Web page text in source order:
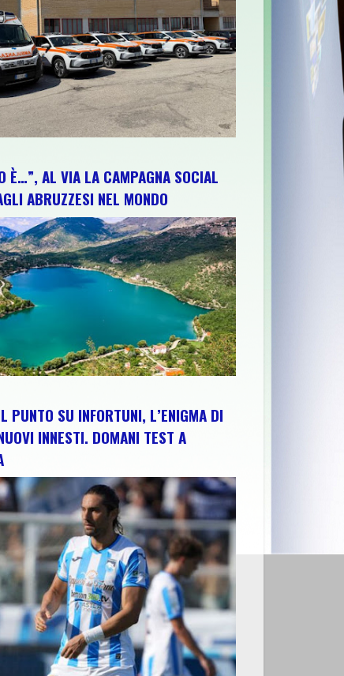
“L’ABRUZZO RENDE ETERNA LA GRATITUDINE AI SUOI
È…”, AL VIA LA CAMPAGNA SOCIAL
ABRUZZESI NEL MONDO
PUNTO SU INFORTUNI, L’ENIGMA DI
INNESTI. DOMANI TEST A